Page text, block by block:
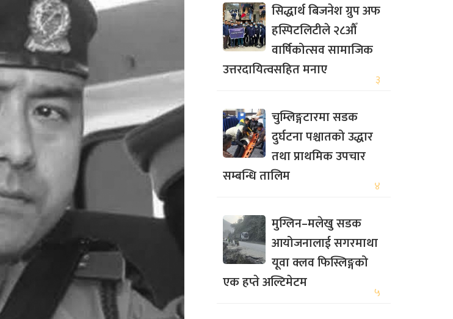
सिद्धार्थ बिजनेश ग्रुप अफ
हस्पिटलिटीले २८औँ
वार्षिकोत्सव सामाजिक
उत्तरदायित्वसहित मनाए
३
चुम्लिङ्गटारमा सडक
दुर्घटना पश्चातको उद्धार
तथा प्राथमिक उपचार
सम्बन्धि तालिम
४
मुग्लिन–मलेखु सडक
आयोजनालाई सगरमाथा
यूवा क्लव फिस्लिङ्गको
एक हप्ते अल्टिमेटम
५